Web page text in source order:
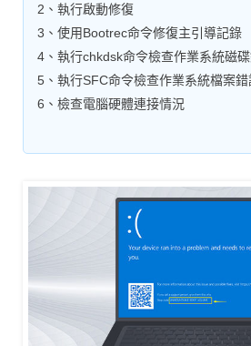
2、執行啟動修復
3、使用Bootrec命令修復主引導記錄
4、執行chkdsk命令檢查作業系統磁
5、執行SFC命令檢查作業系統檔案錯
6、檢查電腦硬體連接情況